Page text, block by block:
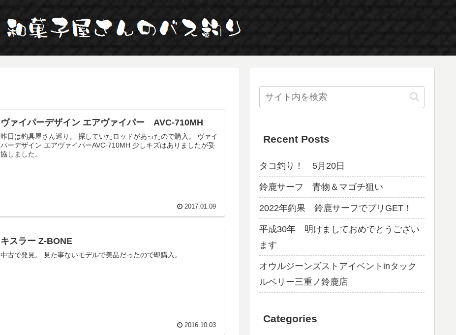
ヴァイパーデザイン エアヴァイパー AVC-710MH
昨日は釣具屋さん巡り。 探していたロッドがあったので購入。 ヴァイ
パーデザイン エアヴァイパーAVC-710MH 少しキズはありましたが妥
協しました。
2017.01.09
キスラー Z-BONE
中古で発見。 見た事ないモデルで美品だったので即購入。
2016.10.03
Recent Posts
タコ釣り！ 5月20日
鈴鹿サーフ 青物＆マゴチ狙い
2022年釣果 鈴鹿サーフでブリGET！
平成30年 明けましておめでとうござい
ます
オウルジーンズストアイベントinタック
ルベリー三重ノ鈴鹿店
Categories